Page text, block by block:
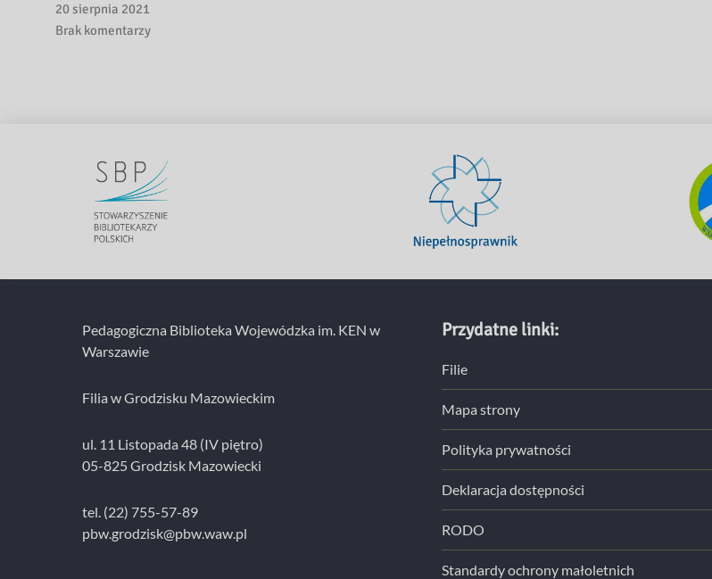
20 sierpnia 2021
Brak komentarzy
Pedagogiczna Biblioteka Wojewódzka im. KEN w
Warszawie
Filia w Grodzisku Mazowieckim
ul. 11 Listopada 48 (IV piętro)
05-825 Grodzisk Mazowiecki
tel. (22) 755-57-89
pbw.grodzisk@pbw.waw.pl
Przydatne linki:
Filie
Mapa strony
Polityka prywatności
Deklaracja dostępności
RODO
Standardy ochrony małoletnich